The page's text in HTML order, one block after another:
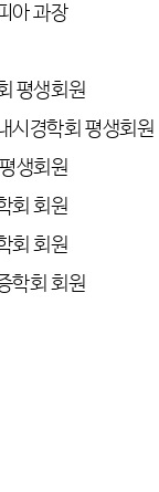
아 과장
평생회원
시경학회 평생회원
생회원
회 회원
회 회원
학회 회원